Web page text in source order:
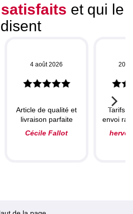
et qui le
disent
4 août 2026
Article de qualité et
livraison parfaite
Cécile Fallot
20
Tarifs
envoi
herve